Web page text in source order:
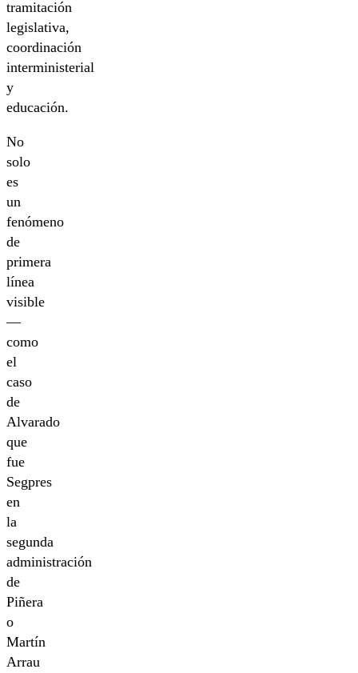
tramitación
legislativa,
coordinación
interministerial
y
educación.
No
solo
es
un
fenómeno
de
primera
línea
visible
—
como
el
caso
de
Alvarado
que
fue
Segpres
en
la
segunda
administración
de
Piñera
o
Martín
Arrau